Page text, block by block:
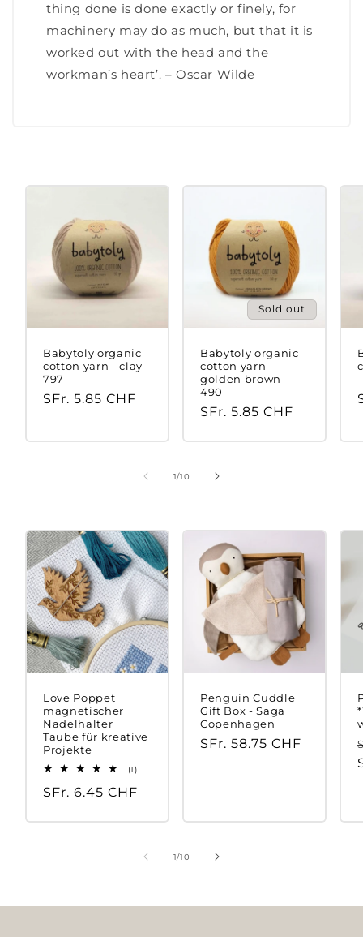
thing done is done exactly or finely, for
machinery may do as much, but that it is
worked out with the head and the
workman’s heart’. – Oscar Wilde
Babytoly organic
cotton yarn - clay -
797
Regular
SFr. 5.85 CHF
Sold out
Babytoly organic
cotton yarn -
golden brown -
490
Regular
SFr. 5.85 CHF
1/of
10
Love Poppet
magnetischer
Nadelhalter
Taube für kreative
Projekte
(1)1
reviews
Regular
SFr. 6.45 CHF
Penguin Cuddle
Gift Box - Saga
Copenhagen
Regular
SFr. 58.75 CHF
1/of
10